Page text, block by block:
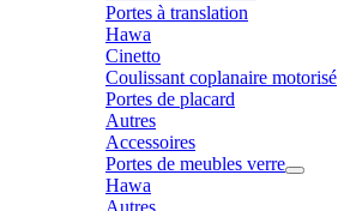
Portes à translation
Hawa
Cinetto
Coulissant coplanaire motorisé
Portes de placard
Autres
Accessoires
Portes de meubles verre
Hawa